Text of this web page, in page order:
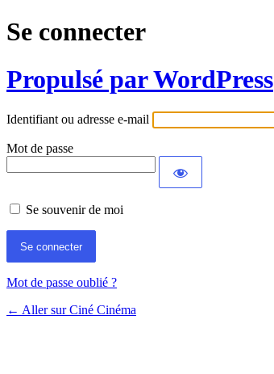
Se connecter
Propulsé par WordPress
Identifiant ou adresse e-mail
Mot de passe
Se souvenir de moi
Mot de passe oublié ?
← Aller sur Ciné Cinéma